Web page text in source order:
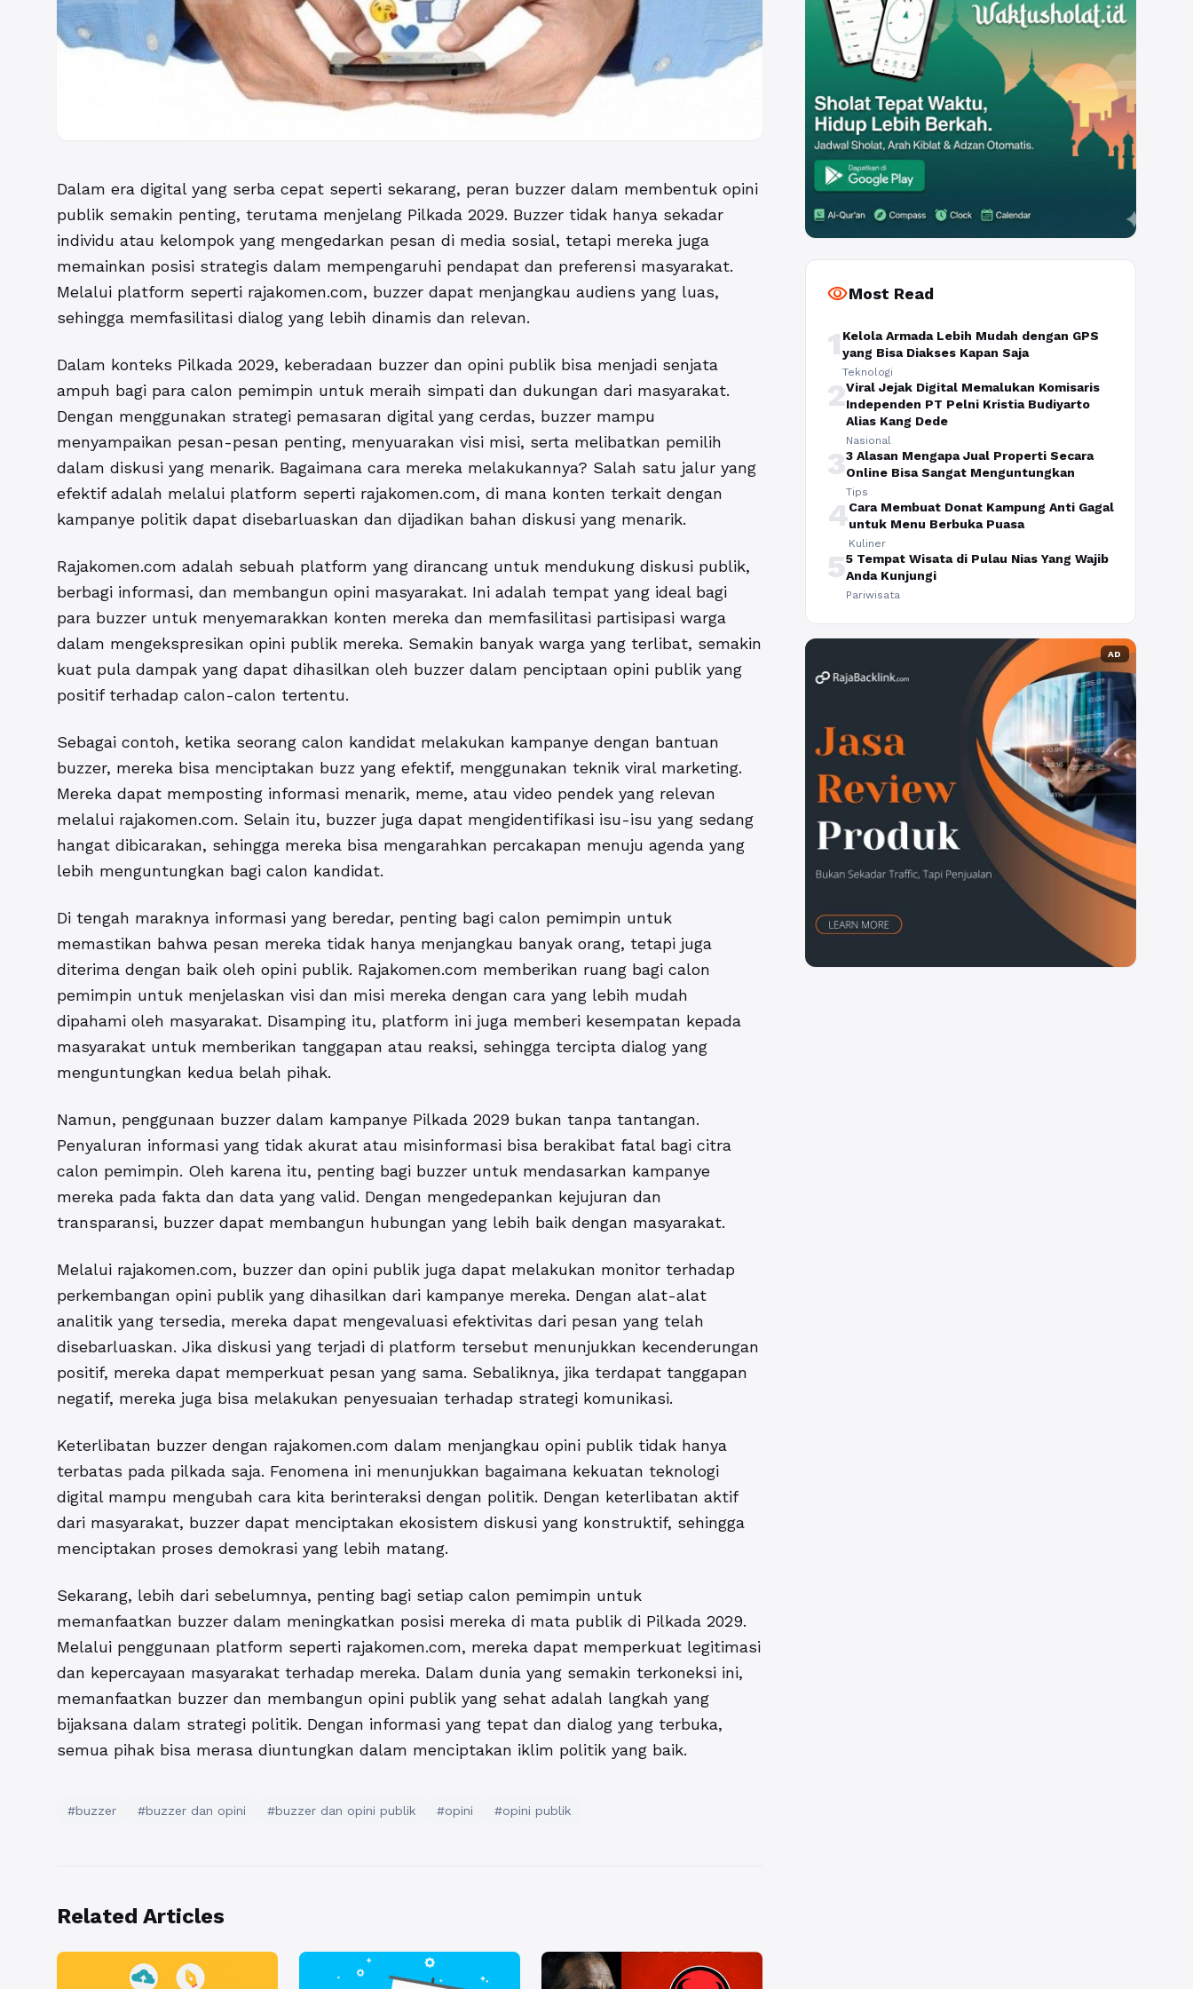
Dalam era digital yang serba cepat seperti sekarang, peran buzzer dalam membentuk opini
publik semakin penting, terutama menjelang Pilkada 2029. Buzzer tidak hanya sekadar
individu atau kelompok yang mengedarkan pesan di media sosial, tetapi mereka juga
memainkan posisi strategis dalam mempengaruhi pendapat dan preferensi masyarakat.
Melalui platform seperti rajakomen.com, buzzer dapat menjangkau audiens yang luas,
sehingga memfasilitasi dialog yang lebih dinamis dan relevan.
Dalam konteks Pilkada 2029, keberadaan buzzer dan opini publik bisa menjadi senjata
ampuh bagi para calon pemimpin untuk meraih simpati dan dukungan dari masyarakat.
Dengan menggunakan strategi pemasaran digital yang cerdas, buzzer mampu
menyampaikan pesan-pesan penting, menyuarakan visi misi, serta melibatkan pemilih
dalam diskusi yang menarik. Bagaimana cara mereka melakukannya? Salah satu jalur yang
efektif adalah melalui platform seperti rajakomen.com, di mana konten terkait dengan
kampanye politik dapat disebarluaskan dan dijadikan bahan diskusi yang menarik.
Rajakomen.com adalah sebuah platform yang dirancang untuk mendukung diskusi publik,
berbagi informasi, dan membangun opini masyarakat. Ini adalah tempat yang ideal bagi
para buzzer untuk menyemarakkan konten mereka dan memfasilitasi partisipasi warga
dalam mengekspresikan opini publik mereka. Semakin banyak warga yang terlibat, semakin
kuat pula dampak yang dapat dihasilkan oleh buzzer dalam penciptaan opini publik yang
positif terhadap calon-calon tertentu.
Sebagai contoh, ketika seorang calon kandidat melakukan kampanye dengan bantuan
buzzer, mereka bisa menciptakan buzz yang efektif, menggunakan teknik viral marketing.
Mereka dapat memposting informasi menarik, meme, atau video pendek yang relevan
melalui rajakomen.com. Selain itu, buzzer juga dapat mengidentifikasi isu-isu yang sedang
hangat dibicarakan, sehingga mereka bisa mengarahkan percakapan menuju agenda yang
lebih menguntungkan bagi calon kandidat.
Di tengah maraknya informasi yang beredar, penting bagi calon pemimpin untuk
memastikan bahwa pesan mereka tidak hanya menjangkau banyak orang, tetapi juga
diterima dengan baik oleh opini publik. Rajakomen.com memberikan ruang bagi calon
pemimpin untuk menjelaskan visi dan misi mereka dengan cara yang lebih mudah
dipahami oleh masyarakat. Disamping itu, platform ini juga memberi kesempatan kepada
masyarakat untuk memberikan tanggapan atau reaksi, sehingga tercipta dialog yang
menguntungkan kedua belah pihak.
Namun, penggunaan buzzer dalam kampanye Pilkada 2029 bukan tanpa tantangan.
Penyaluran informasi yang tidak akurat atau misinformasi bisa berakibat fatal bagi citra
calon pemimpin. Oleh karena itu, penting bagi buzzer untuk mendasarkan kampanye
mereka pada fakta dan data yang valid. Dengan mengedepankan kejujuran dan
transparansi, buzzer dapat membangun hubungan yang lebih baik dengan masyarakat.
Melalui rajakomen.com, buzzer dan opini publik juga dapat melakukan monitor terhadap
perkembangan opini publik yang dihasilkan dari kampanye mereka. Dengan alat-alat
analitik yang tersedia, mereka dapat mengevaluasi efektivitas dari pesan yang telah
disebarluaskan. Jika diskusi yang terjadi di platform tersebut menunjukkan kecenderungan
positif, mereka dapat memperkuat pesan yang sama. Sebaliknya, jika terdapat tanggapan
negatif, mereka juga bisa melakukan penyesuaian terhadap strategi komunikasi.
Keterlibatan buzzer dengan rajakomen.com dalam menjangkau opini publik tidak hanya
terbatas pada pilkada saja. Fenomena ini menunjukkan bagaimana kekuatan teknologi
digital mampu mengubah cara kita berinteraksi dengan politik. Dengan keterlibatan aktif
dari masyarakat, buzzer dapat menciptakan ekosistem diskusi yang konstruktif, sehingga
menciptakan proses demokrasi yang lebih matang.
Sekarang, lebih dari sebelumnya, penting bagi setiap calon pemimpin untuk
memanfaatkan buzzer dalam meningkatkan posisi mereka di mata publik di Pilkada 2029.
Melalui penggunaan platform seperti rajakomen.com, mereka dapat memperkuat legitimasi
dan kepercayaan masyarakat terhadap mereka. Dalam dunia yang semakin terkoneksi ini,
memanfaatkan buzzer dan membangun opini publik yang sehat adalah langkah yang
bijaksana dalam strategi politik. Dengan informasi yang tepat dan dialog yang terbuka,
semua pihak bisa merasa diuntungkan dalam menciptakan iklim politik yang baik.
#buzzer #buzzer dan opini #buzzer dan opini publik #opini #opini publik
Related Articles
visibilityMost Read
1 Kelola Armada Lebih Mudah dengan GPS
yang Bisa Diakses Kapan Saja
Teknologi
2Viral Jejak Digital Memalukan Komisaris
Independen PT Pelni Kristia Budiyarto
Alias Kang Dede
Nasional
33 Alasan Mengapa Jual Properti Secara
Online Bisa Sangat Menguntungkan
Tips
4Cara Membuat Donat Kampung Anti Gagal
untuk Menu Berbuka Puasa
Kuliner
55 Tempat Wisata di Pulau Nias Yang Wajib
Anda Kunjungi
Pariwisata
AD